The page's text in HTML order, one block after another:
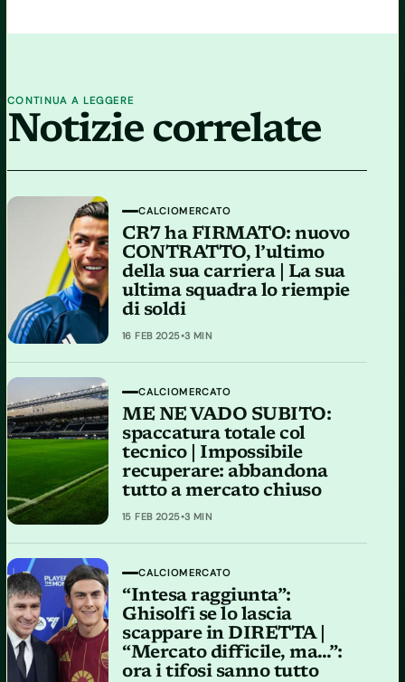
CONTINUA A LEGGERE
Notizie correlate
CALCIOMERCATO
CR7 ha FIRMATO: nuovo
CONTRATTO, l’ultimo
della sua carriera | La sua
ultima squadra lo riempie
di soldi
16 FEB 2025•3 MIN
CALCIOMERCATO
ME NE VADO SUBITO:
spaccatura totale col
tecnico | Impossibile
recuperare: abbandona
tutto a mercato chiuso
15 FEB 2025•3 MIN
CALCIOMERCATO
“Intesa raggiunta”:
Ghisolfi se lo lascia
scappare in DIRETTA |
“Mercato difficile, ma…”:
ora i tifosi sanno tutto